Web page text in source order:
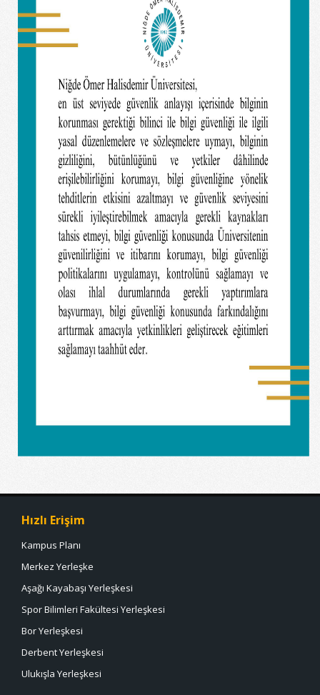
Hızlı Erişim
Kampus Planı
Merkez Yerleşke
Aşağı Kayabaşı Yerleşkesi
Spor Bilimleri Fakültesi Yerleşkesi
Bor Yerleşkesi
Derbent Yerleşkesi
Ulukışla Yerleşkesi